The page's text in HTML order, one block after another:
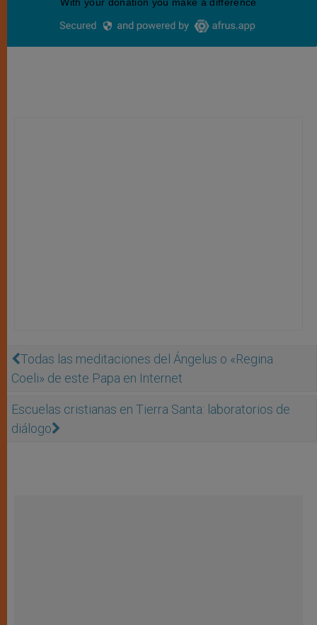
Todas las meditaciones del Ángelus o «Regina
Coeli» de este Papa en Internet
Escuelas cristianas en Tierra Santa: laboratorios de
diálogo